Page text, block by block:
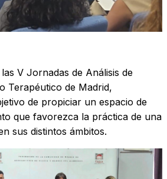
V Jornadas de Análisis de
Terapéutico de Madrid,
de propiciar un espacio de
que favorezca la práctica de una
sus distintos ámbitos.